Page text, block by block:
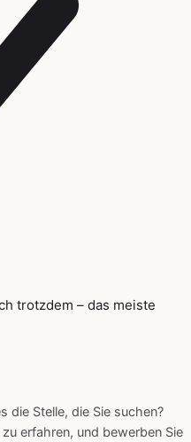
trotzdem – das meiste
die Stelle, die Sie suchen?
erfahren, und bewerben Sie